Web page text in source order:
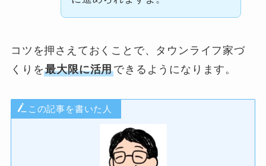
コツを押さえておくことで、タウンライフ家づ
くりを最大限に活用できるようになります。
この記事を書いた人